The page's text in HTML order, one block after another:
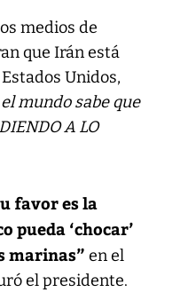
medios de
que Irán está
Unidos,
mundo sabe que
A LO
favor es la
pueda ‘chocar’
marinas” en el
el presidente.